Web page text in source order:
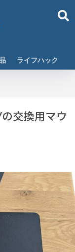
ライフハック
の交換用マウ